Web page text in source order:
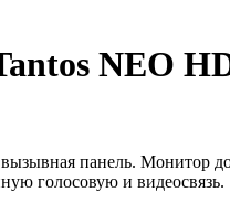
NEO
панель. Монитор
голосовую и видеосвязь.